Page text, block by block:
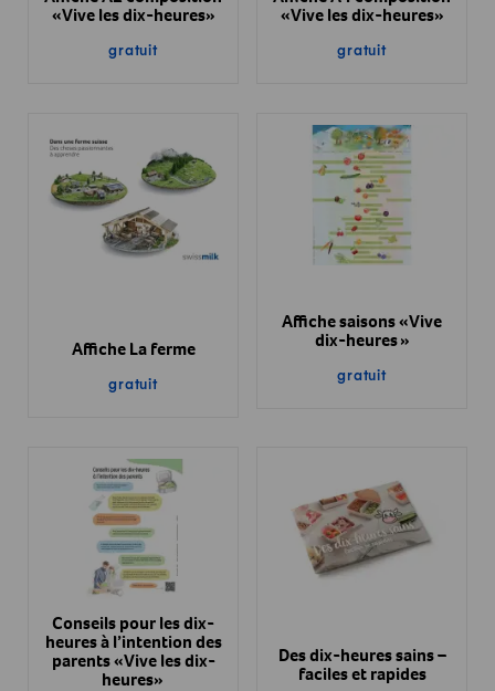
«Vive les dix-heures»
gratuit
«Vive les dix-heures»
gratuit
Affiche La ferme
gratuit
Affiche saisons «Vive
dix-heures »
gratuit
Conseils pour les dix-
heures à l’intention des
parents «Vive les dix-
heures»
Des dix-heures sains –
faciles et rapides